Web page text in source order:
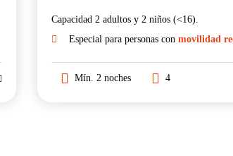
Capacidad 2 adultos y 2 niños (<16).
Especial para personas conmovilidad
Mín. 2 noches 4